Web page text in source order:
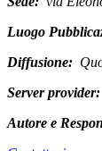
Luogo
Diffusione:
Server provider:
Autore e